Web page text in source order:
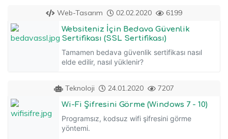
Web-Tasarım 02.02.2020 6199
Websiteniz İçin Bedava Güvenlik
Sertifikası (SSL Sertifikası)
Tamamen bedava güvenlik sertifikası nasıl
elde edilir, nasıl yüklenir?
Teknoloji 24.01.2020 7207
Wi-Fi Şifresini Görme (Windows 7 - 10)
Programsız, kodsuz wifi şifresini görme
yöntemi.